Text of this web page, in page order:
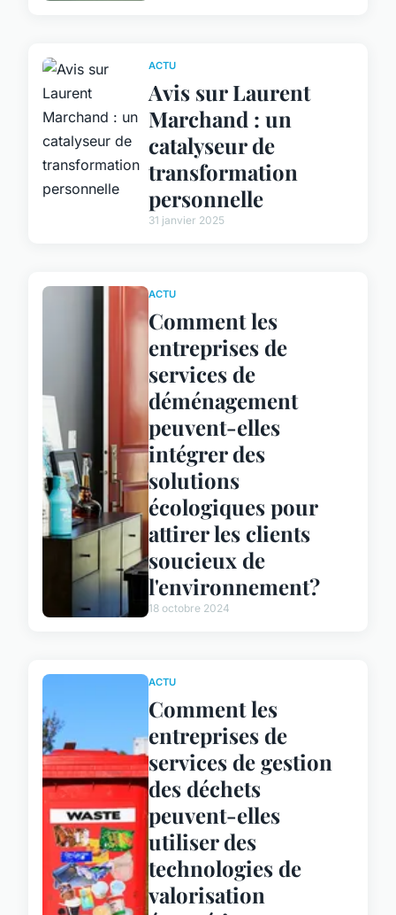
ACTU
Avis sur Laurent
Marchand : un
catalyseur de
transformation
personnelle
31 janvier 2025
ACTU
Comment les
entreprises de
services de
déménagement
peuvent-elles
intégrer des
solutions
écologiques pour
attirer les clients
soucieux de
l'environnement?
18 octobre 2024
ACTU
Comment les
entreprises de
services de gestion
des déchets
peuvent-elles
utiliser des
technologies de
valorisation